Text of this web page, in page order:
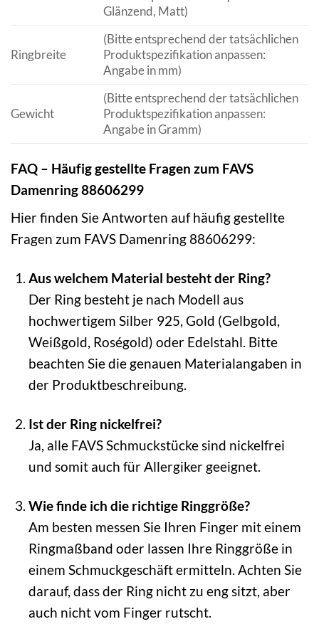
Glänzend, Matt)
Ringbreite
(Bitte entsprechend der tatsächlichen
Produktspezifikation anpassen:
Angabe in mm)
Gewicht
(Bitte entsprechend der tatsächlichen
Produktspezifikation anpassen:
Angabe in Gramm)
FAQ – Häufig gestellte Fragen zum FAVS
Damenring 88606299
Hier finden Sie Antworten auf häufig gestellte
Fragen zum FAVS Damenring 88606299:
Aus welchem Material besteht der Ring?
Der Ring besteht je nach Modell aus
hochwertigem Silber 925, Gold (Gelbgold,
Weißgold, Roségold) oder Edelstahl. Bitte
beachten Sie die genauen Materialangaben in
der Produktbeschreibung.
Ist der Ring nickelfrei?
Ja, alle FAVS Schmuckstücke sind nickelfrei
und somit auch für Allergiker geeignet.
Wie finde ich die richtige Ringgröße?
Am besten messen Sie Ihren Finger mit einem
Ringmaßband oder lassen Ihre Ringgröße in
einem Schmuckgeschäft ermitteln. Achten Sie
darauf, dass der Ring nicht zu eng sitzt, aber
auch nicht vom Finger rutscht.